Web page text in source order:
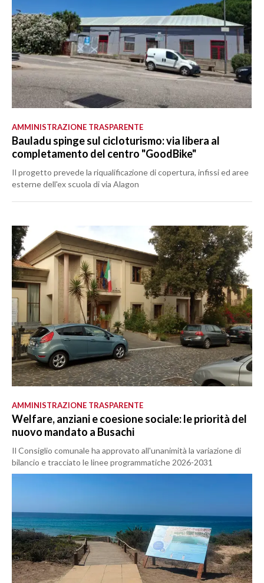
AMMINISTRAZIONE TRASPARENTE
Bauladu spinge sul cicloturismo: via libera al
completamento del centro "GoodBike"
Il progetto prevede la riqualificazione di copertura, infissi ed aree
esterne dell'ex scuola di via Alagon
AMMINISTRAZIONE TRASPARENTE
Welfare, anziani e coesione sociale: le priorità del
nuovo mandato a Busachi
Il Consiglio comunale ha approvato all'unanimità la variazione di
bilancio e tracciato le linee programmatiche 2026-2031